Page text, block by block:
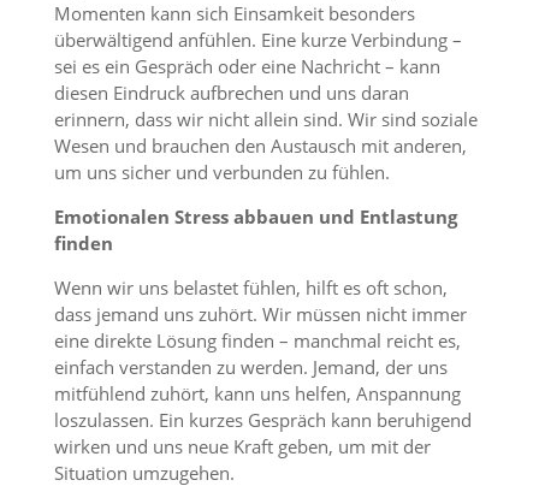
Momenten kann sich Einsamkeit besonders
überwältigend anfühlen. Eine kurze Verbindung –
sei es ein Gespräch oder eine Nachricht – kann
diesen Eindruck aufbrechen und uns daran
erinnern, dass wir nicht allein sind. Wir sind soziale
Wesen und brauchen den Austausch mit anderen,
um uns sicher und verbunden zu fühlen.
Emotionalen Stress abbauen und Entlastung
finden
Wenn wir uns belastet fühlen, hilft es oft schon,
dass jemand uns zuhört. Wir müssen nicht immer
eine direkte Lösung finden – manchmal reicht es,
einfach verstanden zu werden. Jemand, der uns
mitfühlend zuhört, kann uns helfen, Anspannung
loszulassen. Ein kurzes Gespräch kann beruhigend
wirken und uns neue Kraft geben, um mit der
Situation umzugehen.